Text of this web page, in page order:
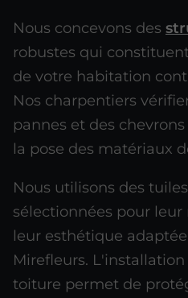
Nous concevons des
robustes qui
de votre habitation
Nos charpentiers
pannes et des
la pose des matériaux
Nous utilisons des
sélectionnées pour
leur esthétique
Mirefleurs.
toiture permet de